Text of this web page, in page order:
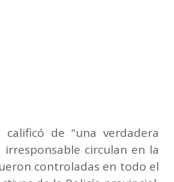
de “una verdadera
circulan en la
controladas en todo el